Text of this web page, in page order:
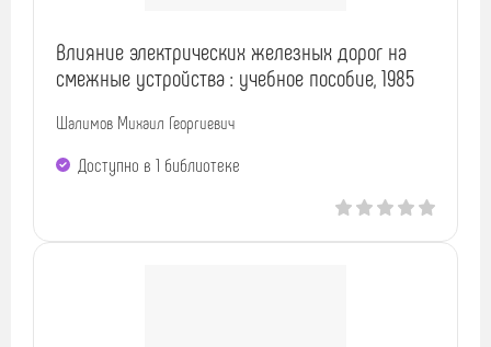
Влияние электрических железных дорог на
смежные устройства : учебное пособие, 1985
Шалимов Михаил Георгиевич
Доступно в 1 библиотекe